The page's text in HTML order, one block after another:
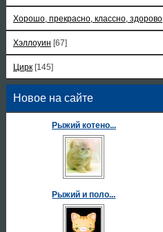
Хорошо, прекрасно, классно, здорово
Хэллоуин [67]
Цирк [145]
Новое на сайте
Рыжий котено...
Рыжий и поло...